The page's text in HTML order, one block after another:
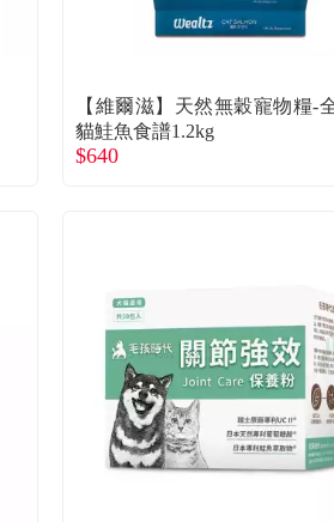
【維爾滋】天然無穀寵物糧-
貓鮭魚食譜1.2kg
$640